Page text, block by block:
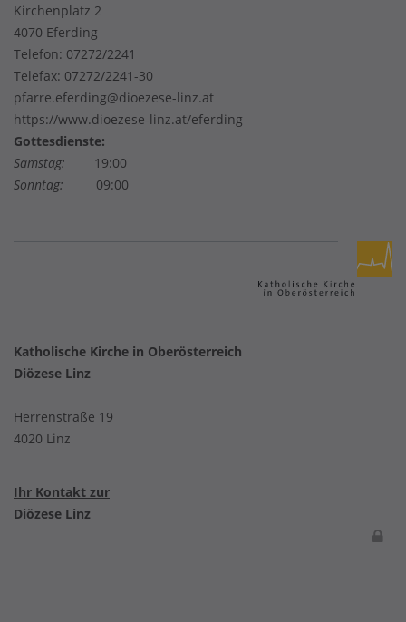
Kirchenplatz 2
4070 Eferding
Telefon: 07272/2241
Telefax: 07272/2241-30
pfarre.eferding@dioezese-linz.at
https://www.dioezese-linz.at/eferding
Gottesdienste:
Samstag:
19:00
Sonntag: 09:00
Katholische Kirche in Oberösterreich
Diözese Linz
Herrenstraße 19
4020 Linz
Ihr Kontakt zur
Diözese Linz